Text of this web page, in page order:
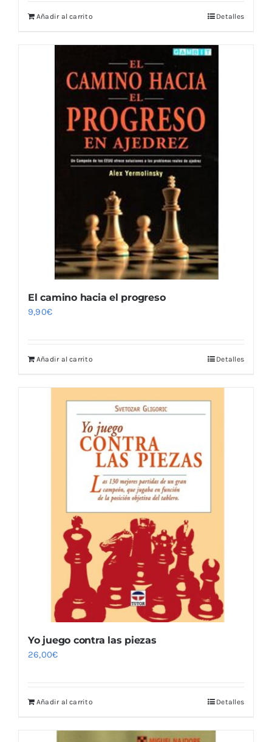
Añadir al carrito Detalles
El camino hacia el progreso
9,90€
Añadir al carrito Detalles
Yo juego contra las piezas
26,00€
Añadir al carrito Detalles